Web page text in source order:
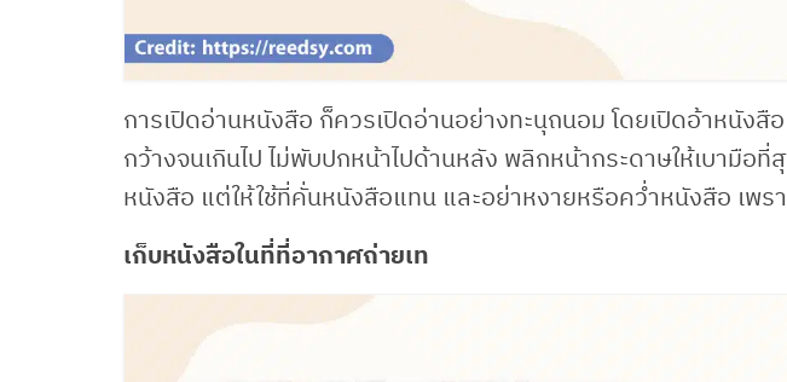
การเปิดอ่านหนังสือ ก็ควรเปิดอ่านอย่างทะนุถนอม โดยเปิดอ้าหนังสื
กว้างจนเกินไป ไม่พับปกหน้าไปด้านหลัง พลิกหน้ากระดาษให้เบามือ
หนังสือ แต่ให้ใช้ที่คั่นหนังสือแทน และอย่าหงายหรือคว่ำหนังสือ เพร
เก็บหนังสือในที่ที่อากาศถ่ายเท